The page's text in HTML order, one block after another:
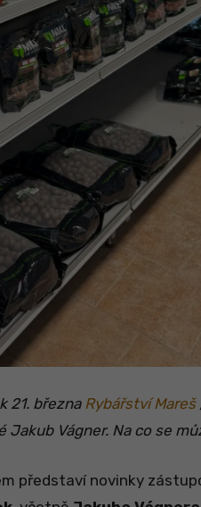
21. března Rybářství Mareš
Jakub Vágner. Na co se
představí novinky